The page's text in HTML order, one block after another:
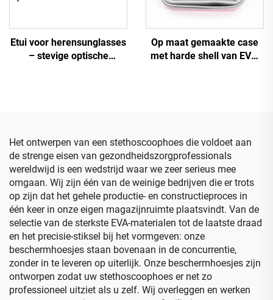
Etui voor herensunglasses
– stevige optische
Op maat gemaakte case
met harde shell van EVA,
Het ontwerpen van een stethoscoophoes die voldoet aan
de strenge eisen van gezondheidszorgprofessionals
wereldwijd is een wedstrijd waar we zeer serieus mee
omgaan. Wij zijn één van de weinige bedrijven die er trots
op zijn dat het gehele productie- en constructieproces in
één keer in onze eigen magazijnruimte plaatsvindt. Van de
selectie van de sterkste EVA-materialen tot de laatste draad
en het precisie-stiksel bij het vormgeven: onze
beschermhoesjes staan bovenaan in de concurrentie,
zonder in te leveren op uiterlijk. Onze beschermhoesjes zijn
ontworpen zodat uw stethoscoophoes er net zo
professioneel uitziet als u zelf. Wij overleggen en werken